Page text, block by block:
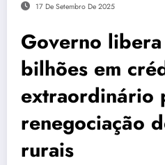
17 De Setembro De 2025
Governo
bilhões em
extraordinário
renegociação
rurais